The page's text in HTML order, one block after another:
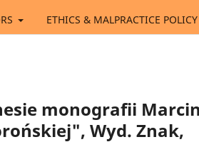
ETHICS & MALPRACTICE POLICY
monografii
Wyd. Znak,